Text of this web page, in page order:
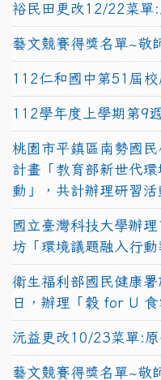
裕民田更改12/22菜單
藝文競賽得獎名單~敬
112仁和國中第51屆
112學年度上學期第9
桃園市平鎮區南勢國
計畫「教育部新世代
動」，共計辦理研習活
國立臺灣科技大學辦
坊「環境議題融入行動
衛生福利部國民健康
日，辦理「穀 for U
沅益更改10/23菜單:
藝文競賽得獎名單~敬